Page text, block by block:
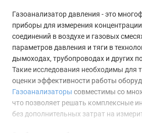
Газоанализатор давления - это
приборы для измерения
соединений в воздухе и газовых
параметров давления и тяги в
дымоходах, трубопроводах и других
Такие исследования необходимы для
оценки эффективности работы
Газоанализаторы совместимы со
что позволяет решать комплексные
без дополнительных затрат на